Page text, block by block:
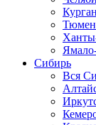
Сибирь
Вся